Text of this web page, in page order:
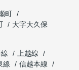
町
大字大久保
上越線
線
信越本線